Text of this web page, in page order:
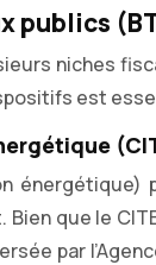
publics
niches
est
que le
par